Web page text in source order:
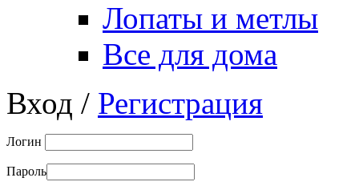
Лопаты и метлы
Все для дома
Вход / Регистрация
Логин
Пароль